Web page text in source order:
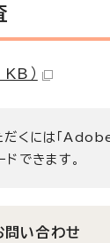
）
だくには「
できます。
問い合わせ